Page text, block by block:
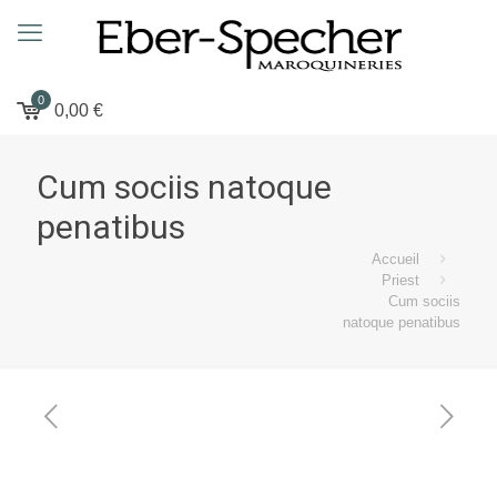
0
0,00 €
Cum sociis natoque
penatibus
Accueil
Priest
Cum sociis
natoque penatibus